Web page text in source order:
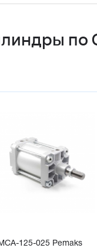
по
125-025 Pemaks